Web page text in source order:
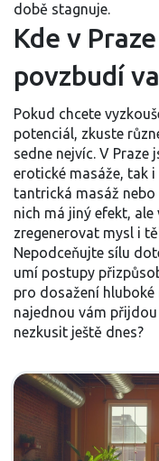
době stagnuje.
Kde v
povzbudí
Pokud chcete
potenciál, zkuste
sedne nejvíc. V Praze
erotické masáže, tak
tantrická masáž nebo
nich má jiný efekt,
zregenerovat mysl i
Nepodceňujte sílu
umí postupy
pro dosažení hluboké
najednou vám
nezkusit ještě dnes?